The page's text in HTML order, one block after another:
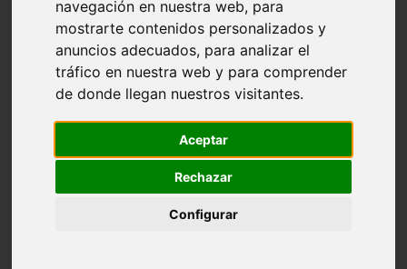
navegación en nuestra web, para
mostrarte contenidos personalizados y
anuncios adecuados, para analizar el
tráfico en nuestra web y para comprender
de donde llegan nuestros visitantes.
Aceptar
Rechazar
Configurar
comportamiento
protagonistas
reptiles
abandono
adopci n
ferias
iberzoo propet
estanques